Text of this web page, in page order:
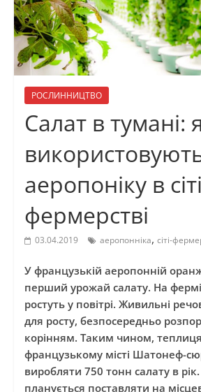
РОСЛИННИЦТВО
Салат в тумані:
аеропоніку в
фермерстві
03.04.2019 аеропонніка, сіті-
У французькій аеропонній
перший урожай салату. На
ростуть у повітрі. Живильні
для росту, безпосередньо
корінням. Таким чином,
французькому місті Шатонеф-
виробляти 750 тонн салату в
планується поставляти на